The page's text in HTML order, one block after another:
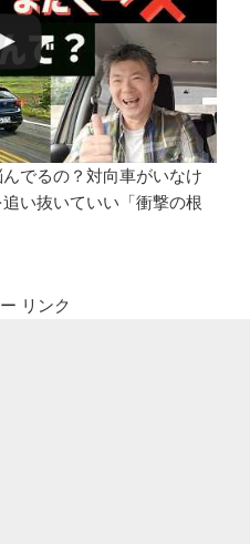
でるの？対向車がいなけ
い抜いていい「衝撃の根
リンク